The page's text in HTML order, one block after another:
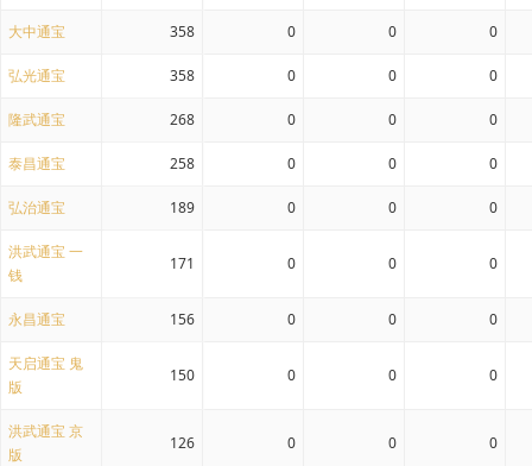
大中通宝 358 0 0 0
弘光通宝 358 0 0 0
隆武通宝 268 0 0 0
泰昌通宝 258 0 0 0
弘治通宝 189 0 0 0
洪武通宝 一
钱
171 0 0 0
永昌通宝 156 0 0 0
天启通宝 鬼
版
150 0 0 0
洪武通宝 京
版
126 0 0 0